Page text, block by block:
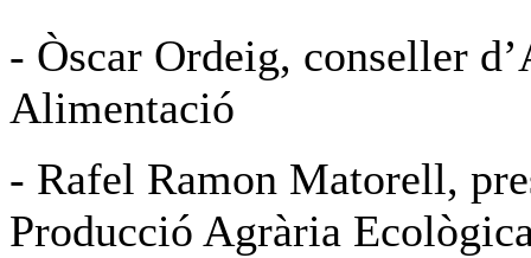
- Òscar Ordeig, conseller
Alimentació
- Rafel Ramon Matorell,
Producció Agrària